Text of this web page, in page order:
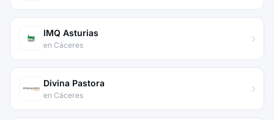
IMQ Asturias
en Cáceres
Divina Pastora
en Cáceres